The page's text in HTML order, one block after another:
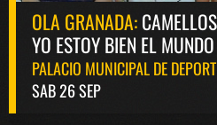
OLA GRANADA:
YO ESTOY BIEN EL
PALACIO MUNICIPAL DE
SAB 26 SEP